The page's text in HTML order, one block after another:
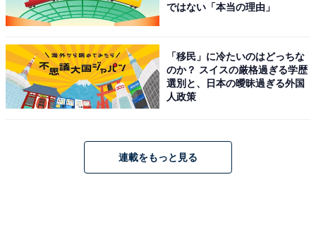
ではない「本当の理由」
「移民」に冷たいのはどっちな
のか？ スイスの厳格過ぎる学歴
選別と、日本の曖昧過ぎる外国
人政策
連載をもっと見る